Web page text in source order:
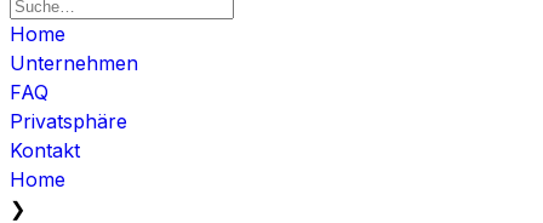
Home
Unternehmen
FAQ
Privatsphäre
Kontakt
Home
❯